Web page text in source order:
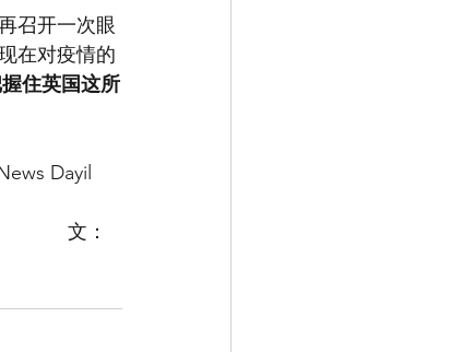
召开一次眼
在对疫情的
住英国这所